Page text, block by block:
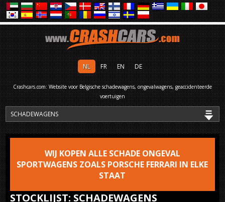
NL FR EN DE
Crashcars.com: Website voor Belgische schadewagens, ongevalwagens, geaccidenteerde
voertuigen
STOCKLIJST: SCHADEWAGENS
WIJ KOPEN ALLE SCHADE ONGEVAL
SPORTWAGENS ZOALS PORSCHE FERRARI IN ELKE
STAAT